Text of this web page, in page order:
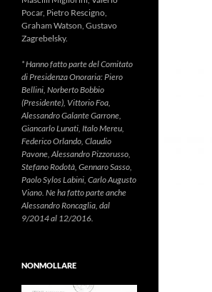
Pocar, Pietro Rescigno,
Graham Watson, Gustavo
Zagrebelsky.
* Hanno fatto parte del Comitato
di Presidenza Onoraria: Piero
Bellini, Norberto Bobbio
(Presidente), Vittorio Foa,
Alessandro Galante Garrone,
Giancarlo Lunati, Italo Mereu,
Federico Orlando, Claudio
Pavone, Alessandro Pizzorusso,
Stefano Rodotà, Gennaro Sasso,
Paolo Sylos Labini, Carlo Augusto
Viano. Ne ha fatto parte anche
Alessandro Roncaglia, dal
9/2014 al 12/2016.
NONMOLLARE